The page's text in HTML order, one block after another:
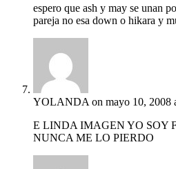
espero que ash y may se unan
pareja no esa down o hikara y
YOLANDA on mayo 10, 2008
E LINDA IMAGEN YO SOY
NUNCA ME LO PIERDO